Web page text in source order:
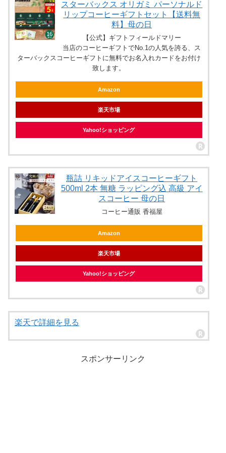
スターバックス オリガミ パーソナルド
リップコーヒーギフトセット【送料無
料】母の日
【公式】ギフトフィールドマリー
当店のコーヒーギフトでNo.1の人気を誇る、ス
ターバックスコーヒーギフトに無料でお名入れカードをお付け
致します。
Amazon
楽天市場
Yahoo!ショッピング
瓶詰 リキッドアイスコーヒーギフト
500ml 2本 無糖 ラッピング込 高級 アイ
スコーヒー 母の日
コーヒー通販 香福屋
Amazon
楽天市場
Yahoo!ショッピング
楽天で詳細を見る
スポンサーリンク